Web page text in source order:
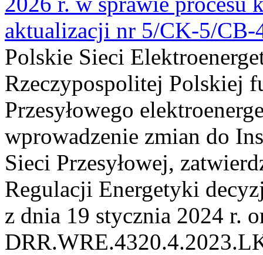
aktualizacji nr 5/CK-5/CB-
Polskie Sieci
Rzeczypospolitej Polskiej
Przesyłowego
wprowadzenie zmian do
Sieci Przesyłowej,
Regulacji Energetyki
z dnia 19 stycznia 2024 r.